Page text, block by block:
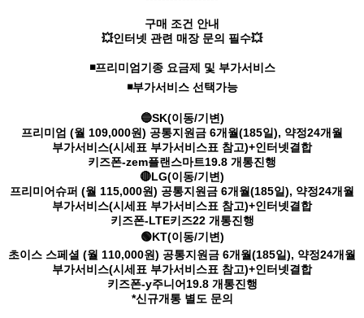
구매 조건 안내
💥인터넷 관련 매장 문의 필수💥
◾프리미엄기종 요금제 및 부가서비스
◾부가서비스 선택가능
🔵SK(이동/기변)
프리미엄 (월 109,000원) 공통지원금 6개월(185일), 약정24개월
부가서비스(시세표 부가서비스표 참고)+인터넷결합
키즈폰-zem플랜스마트19.8 개통진행
🔴LG(이동/기변)
프리미어슈퍼 (월 115,000원) 공통지원금 6개월(185일), 약정24개월
부가서비스(시세표 부가서비스표 참고)+인터넷결합
키즈폰-LTE키즈22 개통진행
🟢KT(이동/기변)
초이스 스페셜 (월 110,000원) 공통지원금 6개월(185일), 약정24개월
부가서비스(시세표 부가서비스표 참고)+인터넷결합
키즈폰-y주니어19.8 개통진행
*신규개통 별도 문의